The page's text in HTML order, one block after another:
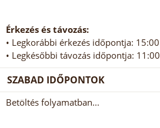
Érkezés és távozás:
• Legkorábbi érkezés időpontja: 15:00
• Legkésőbbi távozás időpontja: 11:00
SZABAD IDŐPONTOK
Betöltés folyamatban...